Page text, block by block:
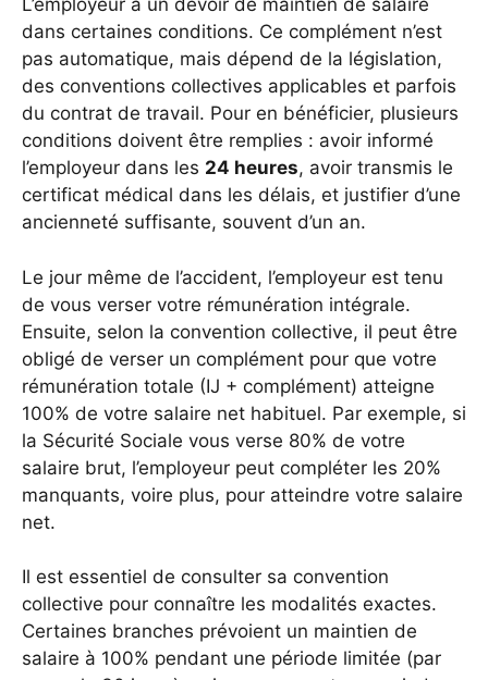
L’employeur a un devoir de maintien de salaire
dans certaines conditions. Ce complément n’est
pas automatique, mais dépend de la législation,
des conventions collectives applicables et parfois
du contrat de travail. Pour en bénéficier, plusieurs
conditions doivent être remplies : avoir informé
l’employeur dans les 24 heures, avoir transmis le
certificat médical dans les délais, et justifier d’une
ancienneté suffisante, souvent d’un an.
Le jour même de l’accident, l’employeur est tenu
de vous verser votre rémunération intégrale.
Ensuite, selon la convention collective, il peut être
obligé de verser un complément pour que votre
rémunération totale (IJ + complément) atteigne
100% de votre salaire net habituel. Par exemple, si
la Sécurité Sociale vous verse 80% de votre
salaire brut, l’employeur peut compléter les 20%
manquants, voire plus, pour atteindre votre salaire
net.
Il est essentiel de consulter sa convention
collective pour connaître les modalités exactes.
Certaines branches prévoient un maintien de
salaire à 100% pendant une période limitée (par